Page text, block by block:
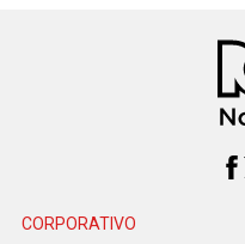
CORPORATIVO